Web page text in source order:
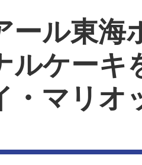
ール東
ルケー
・マリ